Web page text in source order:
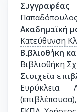
Συγγραφέας
Ακαδημαϊκή
Κατεύθυνση
Βιβλιοθήκη
Βιβλιοθήκη
Στοιχεία
Ευρύκλεια